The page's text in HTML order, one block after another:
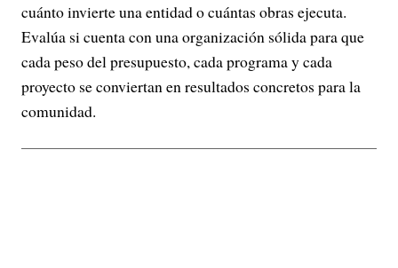
cuánto invierte una entidad o cuántas obras ejecuta.
Evalúa si cuenta con una organización sólida para que
cada peso del presupuesto, cada programa y cada
proyecto se conviertan en resultados concretos para la
comunidad.